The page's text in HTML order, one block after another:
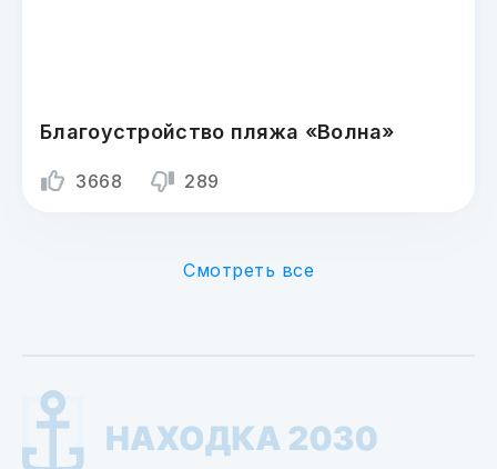
Благоустройство пляжа «Волна»
3668 289
Смотреть все